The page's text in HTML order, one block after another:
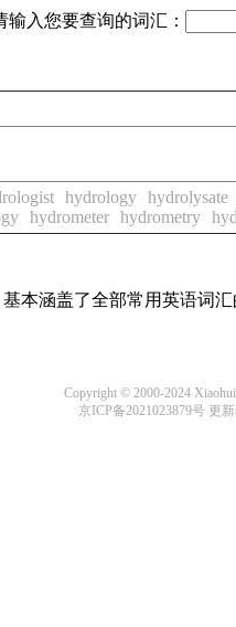
输入您要查询的词汇：
hydrology hydrolysate
hydrometer hydrometry
本涵盖了全部常用英语词
Copyright © 2000-2024
京ICP备2021023879号更新